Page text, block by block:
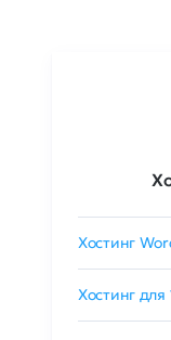
Хостинг
Хостинг для